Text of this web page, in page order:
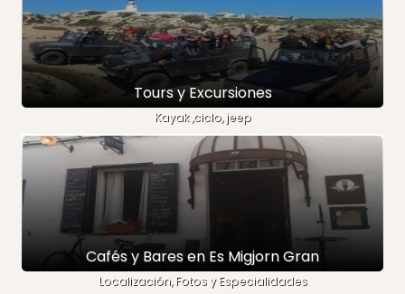
Tours y Excursiones
Kayak ,ciclo, jeep
Cafés y Bares en Es Migjorn Gran
Localización, Fotos y Especialidades